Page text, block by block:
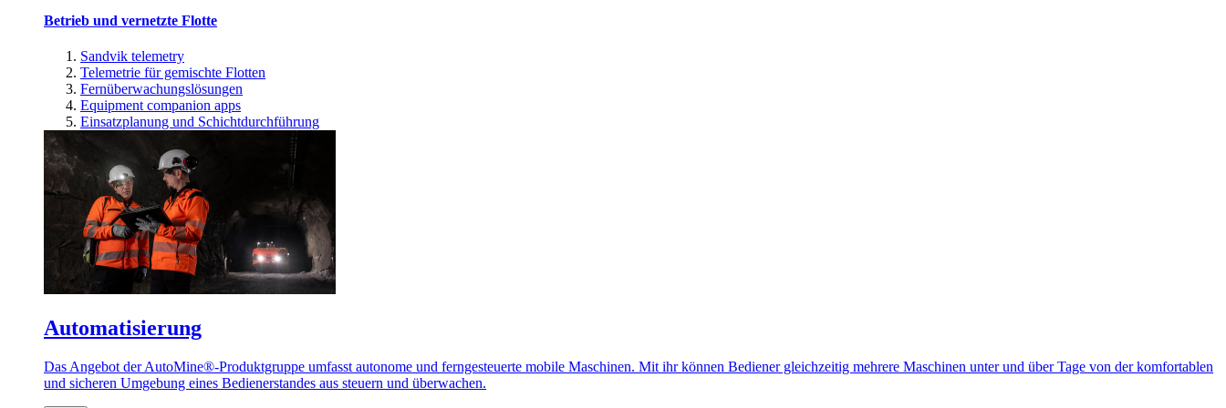
Betrieb und vernetzte Flotte
Sandvik telemetry
Telemetrie für gemischte Flotten
Fernüberwachungslösungen
Equipment companion apps
Einsatzplanung und Schichtdurchführung
Automatisierung
Das Angebot der AutoMine®-Produktgruppe umfasst autonome und ferngesteuerte mobile Maschinen. Mit ihr können Bediener gleichzeitig mehrere Maschinen unter und über Tage von der komfortablen
und sicheren Umgebung eines Bedienerstandes aus steuern und überwachen.